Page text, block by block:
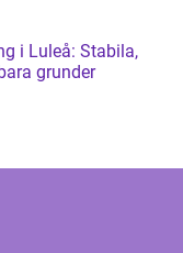
i Luleå: Stabila,
grunder